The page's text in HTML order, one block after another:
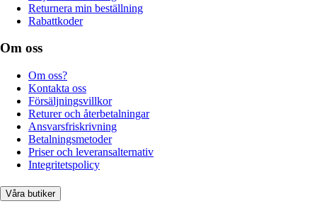
Returnera min beställning
Rabattkoder
Om oss
Om oss?
Kontakta oss
Försäljningsvillkor
Returer och återbetalningar
Ansvarsfriskrivning
Betalningsmetoder
Priser och leveransalternativ
Integritetspolicy
Våra butiker